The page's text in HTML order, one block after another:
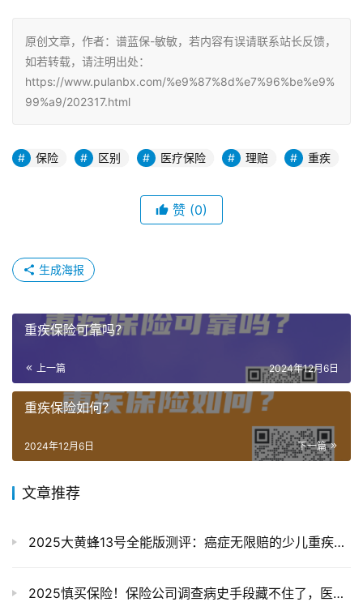
原创文章，作者：谱蓝保-敏敏，若内容有误请联系站长反馈，
如若转载，请注明出处：
https://www.pulanbx.com/%e9%87%8d%e7%96%be%e9%
99%a9/202317.html
保险 区别 医疗保险 理赔 重疾
赞 (0)
生成海报
重疾保险可靠吗？
上一篇 2024年12月6日
重疾保险如何？
下一篇
2024年12月6日
文章推荐
2025大黄蜂13号全能版测评：癌症无限赔的少儿重疾险值吗？
2025慎买保险！保险公司调查病史手段藏不住了，医保购药、体检报告全监控